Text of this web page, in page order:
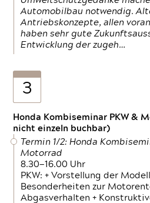
Automobilbau notwendig.
Antriebskonzepte, allen
haben sehr gute
Entwicklung der zugeh…
3
Honda Kombiseminar PKW &
nicht einzeln buchbar)
Termin 1/2: Honda
Motorrad
8.30—16.00 Uhr
PKW: + Vorstellung der
Besonderheiten zur
Abgasverhalten +